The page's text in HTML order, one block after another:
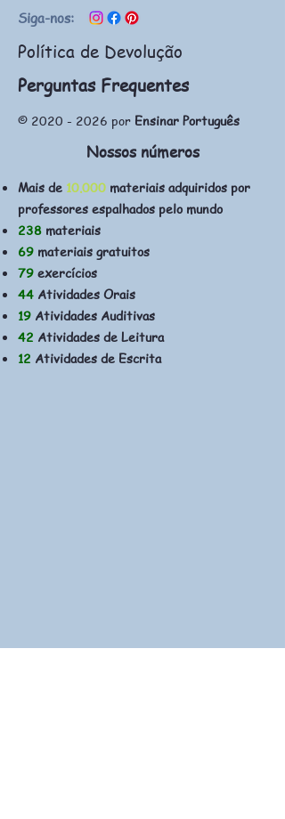
Siga-nos:
Política de Devolução
Perguntas Frequentes
© 2020 - 2026 por Ensinar Português
Nossos números
Mais de 10.000 materiais adquiridos por
professores espalhados pelo mundo
238 materiais
69 materiais gratuitos
79 exercícios
44 Atividades Orais
19 Atividades Auditivas
42 Atividades de Leitura
12 Atividades de Escrita